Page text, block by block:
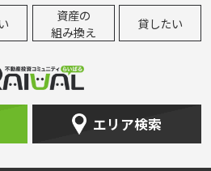
資産の
組み換え
貸したい
エリア検索